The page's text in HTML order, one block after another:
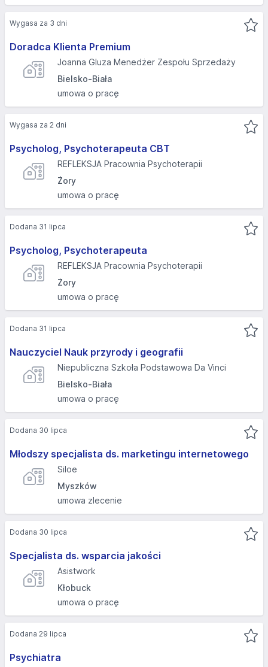
Doradca Klienta Premium
Joanna Gluza Menedżer Zespołu Sprzedaży
Bielsko-Biała
umowa o pracę
Wygasa za 3 dni
Psycholog, Psychoterapeuta CBT
REFLEKSJA Pracownia Psychoterapii
Żory
umowa o pracę
Wygasa za 2 dni
Psycholog, Psychoterapeuta
REFLEKSJA Pracownia Psychoterapii
Żory
umowa o pracę
Dodana 31 lipca
Nauczyciel Nauk przyrody i geografii
Niepubliczna Szkoła Podstawowa Da Vinci
Bielsko-Biała
umowa o pracę
Dodana 31 lipca
Młodszy specjalista ds. marketingu internetowego
Siloe
Myszków
umowa zlecenie
Dodana 30 lipca
Specjalista ds. wsparcia jakości
Asistwork
Kłobuck
umowa o pracę
Dodana 30 lipca
Psychiatra
Dodana 29 lipca